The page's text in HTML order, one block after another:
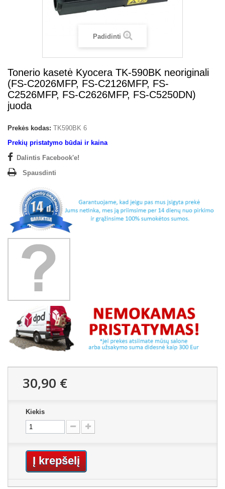
Padidinti
Tonerio kasetė Kyocera TK-590BK neoriginali
(FS-C2026MFP, FS-C2126MFP, FS-
C2526MFP, FS-C2626MFP, FS-C5250DN)
juoda
Prekės kodas: TK590BK 6
Prekių pristatymo būdai ir kaina
Dalintis Facebook'e!
Spausdinti
30,90 €
Kiekis
Į krepšelį